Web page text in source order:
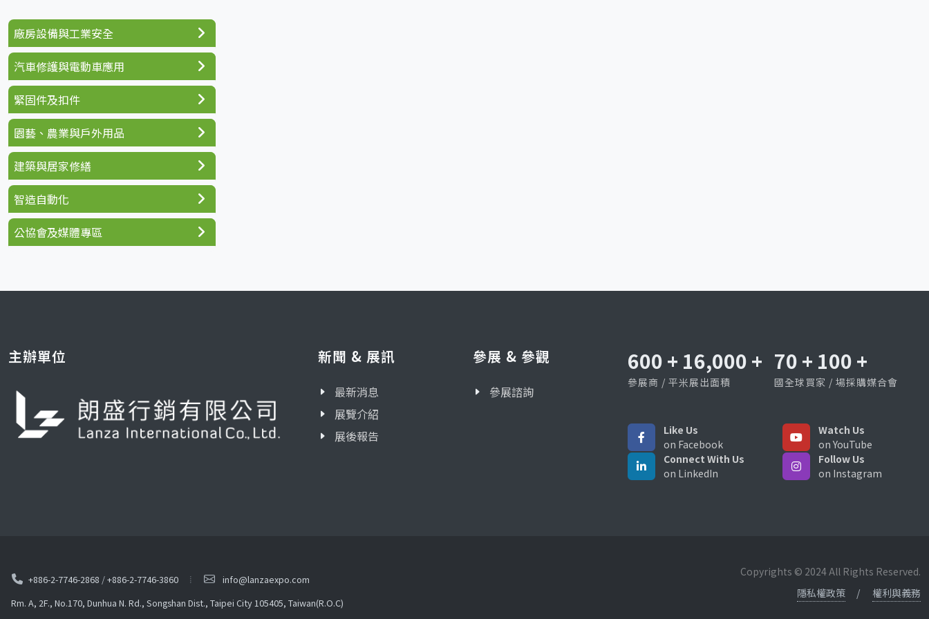
廠房設備與工業安全
汽車修護與電動車應用
緊固件及扣件
園藝、農業與戶外用品
建築與居家修繕
智造自動化
公協會及媒體專區
主辦單位 新聞 & 展訊
最新消息
展覽介紹
展後報告
參展 & 參觀
參展諮詢
600 + 16,000 +
參展商 / 平米展出面積
70 + 100 +
國全球買家 / 場採購媒合會
Like Us
on Facebook
Watch Us
on YouTube
Connect With Us
on LinkedIn
Follow Us
on Instagram
+886-2-7746-2868 /+886-2-7746-3860
info@lanzaexpo.com
Rm. A, 2F., No.170, Dunhua N. Rd., Songshan Dist., Taipei City 105405, Taiwan(R.O.C)
Copyrights © 2024 All Rights Reserved.
隱私權政策
權利與義務